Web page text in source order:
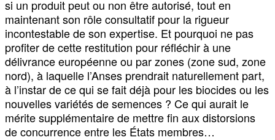
si un produit peut ou non être autorisé, tout en
maintenant son rôle consultatif pour la rigueur
incontestable de son expertise. Et pourquoi ne pas
profiter de cette restitution pour réfléchir à une
délivrance européenne ou par zones (zone sud, zone
nord), à laquelle l’Anses prendrait naturellement part,
à l’instar de ce qui se fait déjà pour les biocides ou les
nouvelles variétés de semences ? Ce qui aurait le
mérite supplémentaire de mettre fin aux distorsions
de concurrence entre les États membres…